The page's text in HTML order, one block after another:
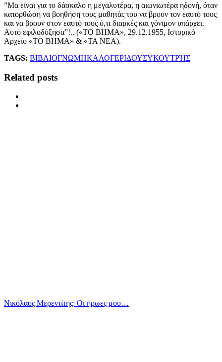
”Μα είναι για το δάσκαλο η μεγαλυτέρα, η αιωνιωτέρα ηδονή, όταν
κατορθώση να βοηθήση τους μαθητάς του να βρουν τον εαυτό τους
και να βρουν στον εαυτό τους ό,τι διαρκές και γόνιμον υπάρχει.
Αυτό εφιλοδόξησα”!.. («ΤΟ ΒΗΜΑ», 29.12.1955, Ιστορικό
Αρχείο «ΤΟ ΒΗΜΑ» & «ΤΑ ΝΕΑ).
TAGS: ΒΙΒΛΙΟΓΝΩΜΗΚΑΛΟΓΕΡΙΔΟΥΣΥΚΟΥΤΡΉΣ
Related posts
Νικόλαος Μερεντίτης: Οι ήρωες μου…